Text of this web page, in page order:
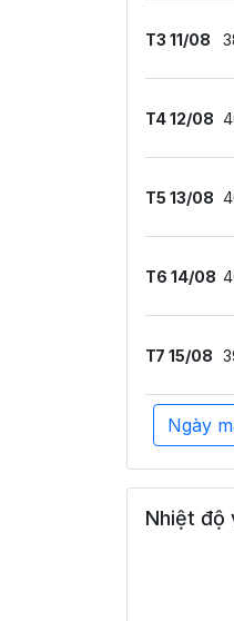
T3 11/08
T4 12/08
T5 13/08
T6 14/08
T7 15/08
Ngày
Nhiệt độ